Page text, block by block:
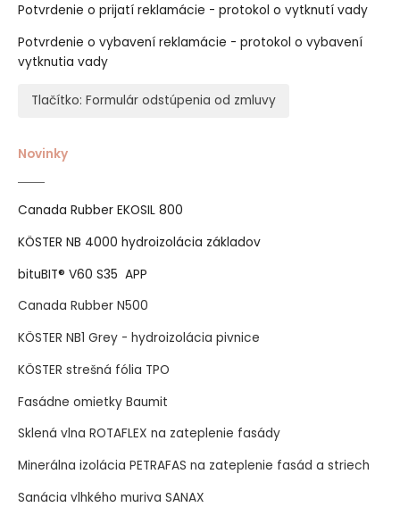
Potvrdenie o prijatí reklamácie - protokol o vytknutí vady
Potvrdenie o vybavení reklamácie - protokol o vybavení
vytknutia vady
Tlačítko: Formulár odstúpenia od zmluvy
Novinky
Canada Rubber EKOSIL 800
KÖSTER NB 4000 hydroizolácia základov
bituBIT® V60 S35 APP
Canada Rubber N500
KÖSTER NB1 Grey - hydroizolácia pivnice
KÖSTER strešná fólia TPO
Fasádne omietky Baumit
Sklená vlna ROTAFLEX na zateplenie fasády
Minerálna izolácia PETRAFAS na zateplenie fasád a striech
Sanácia vlhkého muriva SANAX